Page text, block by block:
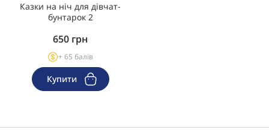
Казки на ніч для дівчат-
бунтарок 2
650 грн
+ 65 балів
Купити